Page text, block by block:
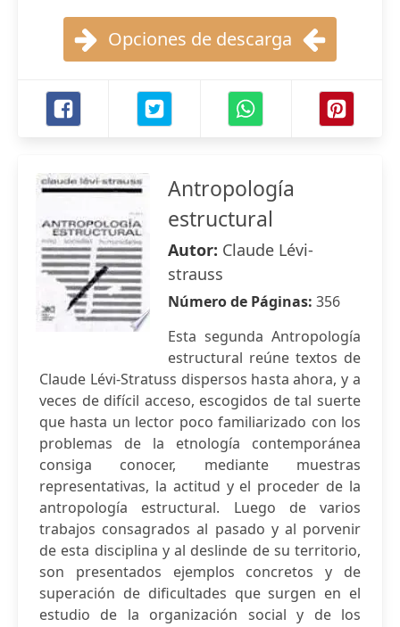
Opciones de descarga
Antropología
estructural
Autor: Claude Lévi-
strauss
Número de Páginas: 356
Esta segunda Antropología
estructural reúne textos de
Claude Lévi-Stratuss dispersos hasta ahora, y a
veces de difícil acceso, escogidos de tal suerte
que hasta un lector poco familiarizado con los
problemas de la etnología contemporánea
consiga conocer, mediante muestras
representativas, la actitud y el proceder de la
antropología estructural. Luego de varios
trabajos consagrados al pasado y al porvenir
de esta disciplina y al deslinde de su territorio,
son presentados ejemplos concretos y de
superación de dificultades que surgen en el
estudio de la organización social y de los